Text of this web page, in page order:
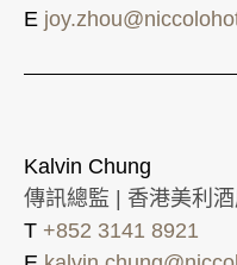
E
Kalvin Chung
傳訊總監 | 香港美利
T +852 3141 8921